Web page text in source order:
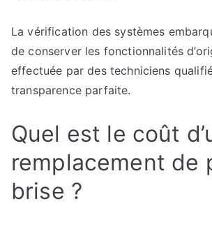
La vérification des systèmes
de conserver les fonctionnalités
effectuée par des techniciens
transparence parfaite.
Quel est le coût
remplacement de
brise ?